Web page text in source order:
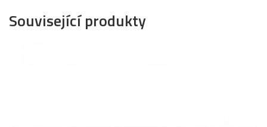
Související produkty